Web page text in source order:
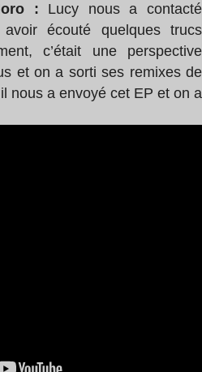
: Lucy nous a contacté
avoir écouté quelques trucs
c’était une perspective
et on a sorti ses remixes de
nous a envoyé cet EP et on a